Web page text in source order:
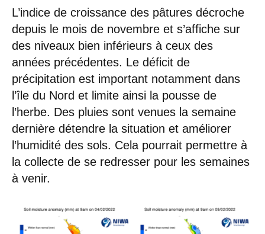
L’indice de croissance des pâtures décroche
depuis le mois de novembre et s’affiche sur
des niveaux bien inférieurs à ceux des
années précédentes. Le déficit de
précipitation est important notamment dans
l’île du Nord et limite ainsi la pousse de
l’herbe. Des pluies sont venues la semaine
dernière détendre la situation et améliorer
l’humidité des sols. Cela pourrait permettre à
la collecte de se redresser pour les semaines
à venir.